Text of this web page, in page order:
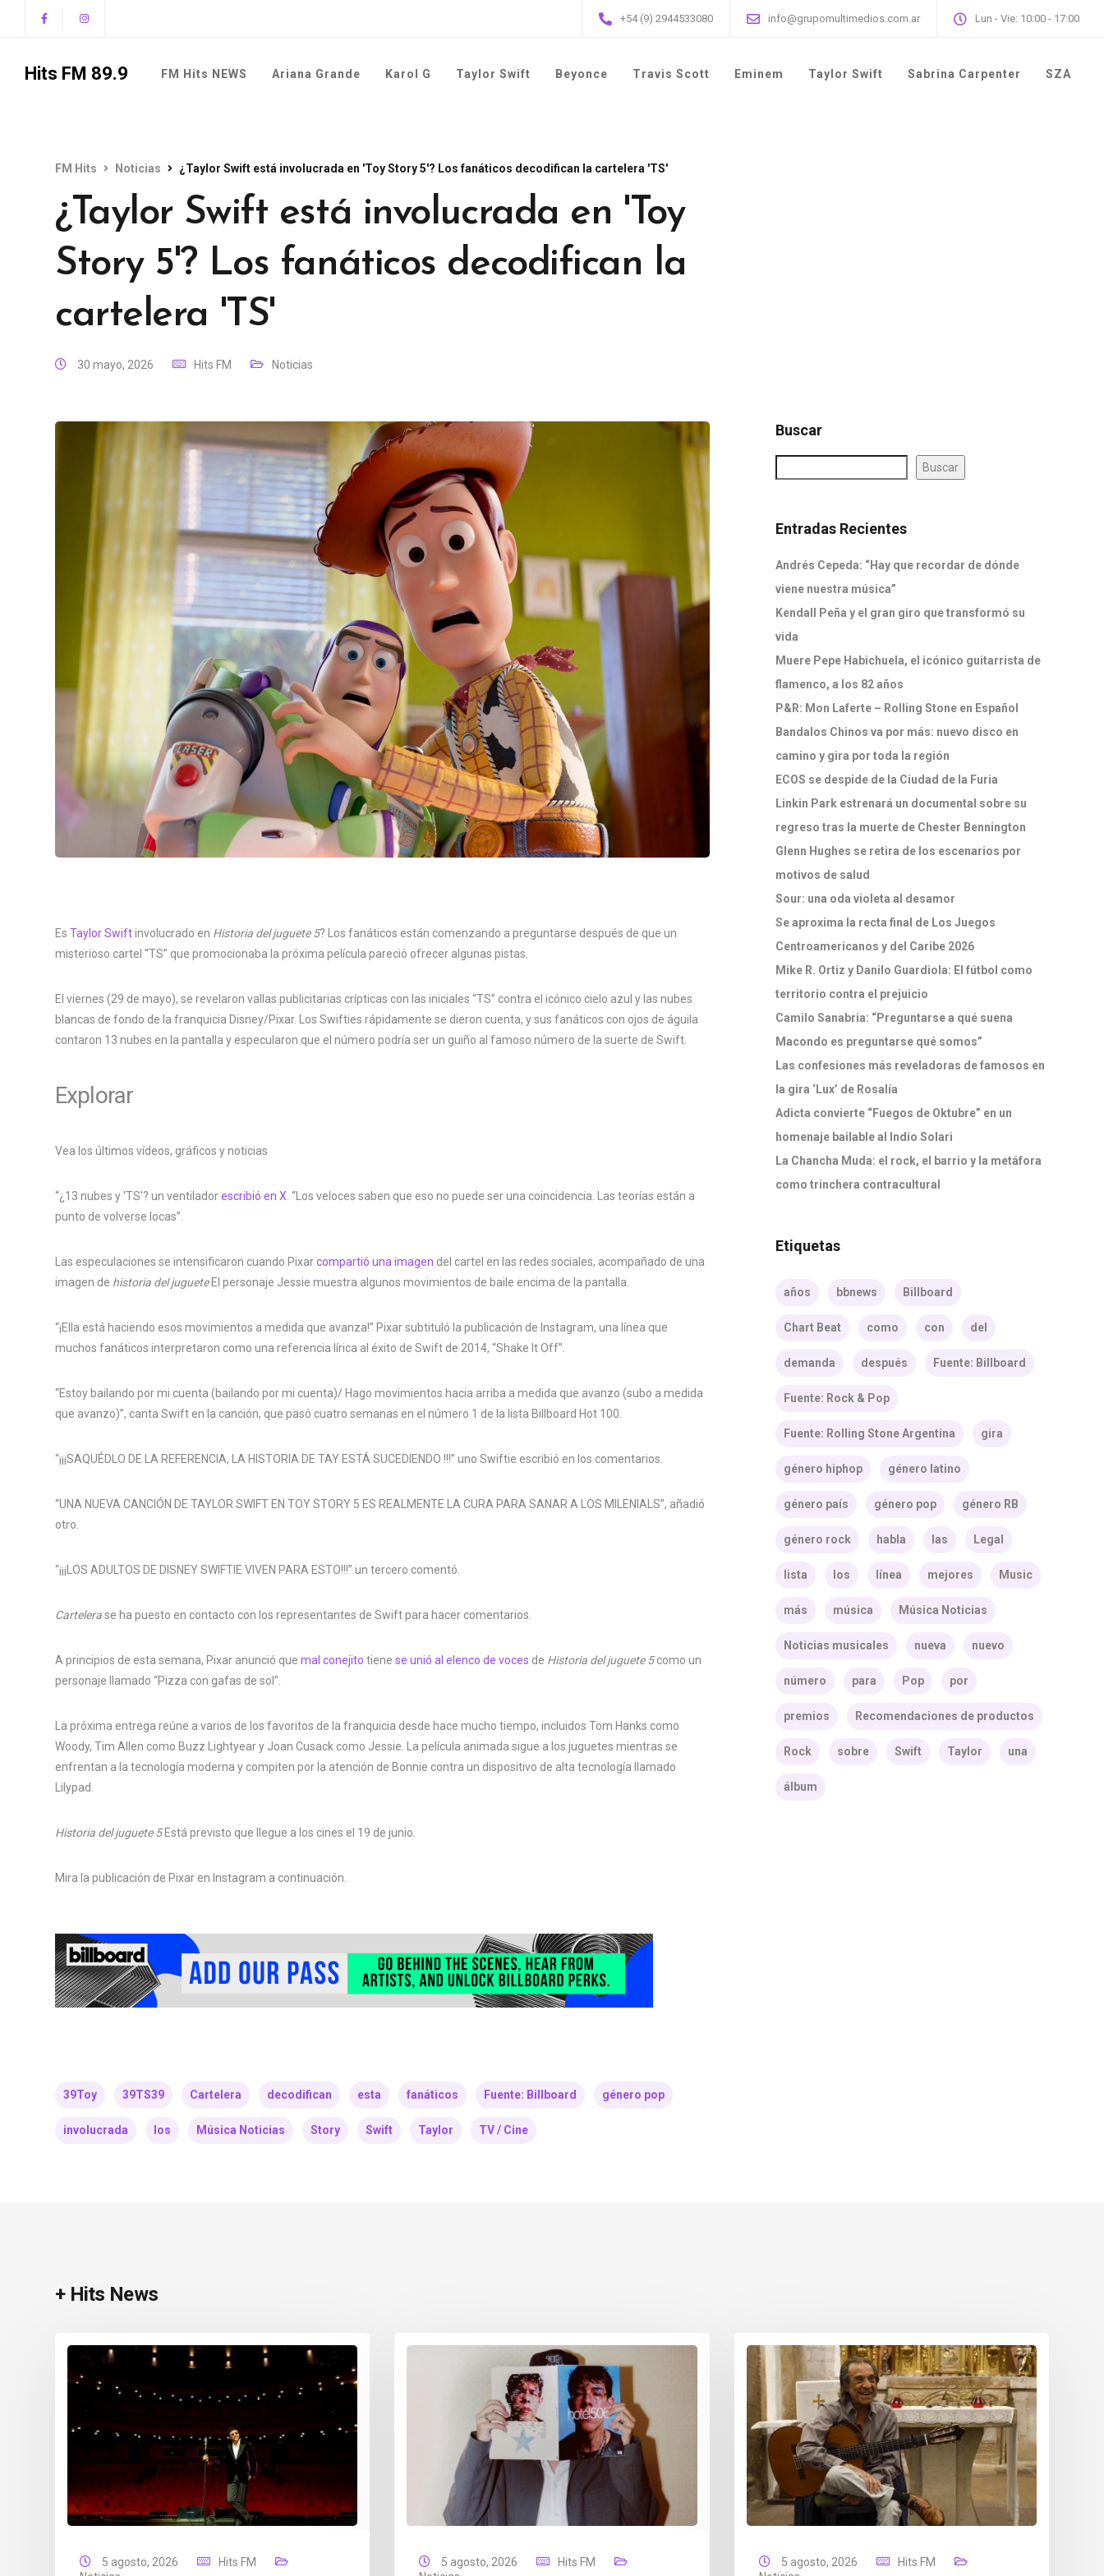
+54 (9) 2944533080 info@grupomultimedios.com.ar Lun - Vie: 10:00 - 17:00
Hits FM 89.9 FM Hits NEWS Ariana Grande Karol G Taylor Swift Beyonce Travis Scott Eminem Taylor Swift Sabrina Carpenter SZA
FM Hits Noticias ¿Taylor Swift está involucrada en 'Toy Story 5'? Los fanáticos decodifican la cartelera 'TS'
¿Taylor Swift está involucrada en 'Toy
Story 5'? Los fanáticos decodifican la
cartelera 'TS'
30 mayo, 2026 Hits FM Noticias
Es Taylor Swiftinvolucrado en Historia del juguete 5? Los fanáticos están comenzando a preguntarse después de que un
misterioso cartel “TS” que promocionaba la próxima película pareció ofrecer algunas pistas.
El viernes (29 de mayo), se revelaron vallas publicitarias crípticas con las iniciales “TS” contra el icónico cielo azul y las nubes
blancas de fondo de la franquicia Disney/Pixar. Los Swifties rápidamente se dieron cuenta, y sus fanáticos con ojos de águila
contaron 13 nubes en la pantalla y especularon que el número podría ser un guiño al famoso número de la suerte de Swift.
Explorar
Vea los últimos vídeos, gráficos y noticias
“¿13 nubes y 'TS'? un ventiladorescribió en X . “Los veloces saben que eso no puede ser una coincidencia. Las teorías están a
punto de volverse locas”.
Las especulaciones se intensificaron cuando Pixarcompartió una imagen del cartel en las redes sociales, acompañado de una
imagen de historia del jugueteEl personaje Jessie muestra algunos movimientos de baile encima de la pantalla.
“¡Ella está haciendo esos movimientos a medida que avanza!” Pixar subtituló la publicación de Instagram, una línea que
muchos fanáticos interpretaron como una referencia lírica al éxito de Swift de 2014, “Shake It Off”.
“Estoy bailando por mi cuenta (bailando por mi cuenta)/ Hago movimientos hacia arriba a medida que avanzo (subo a medida
que avanzo)”, canta Swift en la canción, que pasó cuatro semanas en el número 1 de la lista Billboard Hot 100.
“¡¡¡SAQUÉDLO DE LA REFERENCIA, LA HISTORIA DE TAY ESTÁ SUCEDIENDO !!!” uno Swiftie escribió en los comentarios.
“UNA NUEVA CANCIÓN DE TAYLOR SWIFT EN TOY STORY 5 ES REALMENTE LA CURA PARA SANAR A LOS MILENIALS”, añadió
otro.
“¡¡¡LOS ADULTOS DE DISNEY SWIFTIE VIVEN PARA ESTO!!!” un tercero comentó.
Cartelerase ha puesto en contacto con los representantes de Swift para hacer comentarios.
A principios de esta semana, Pixar anunció que mal conejito tiene se unió al elenco de voces de Historia del juguete 5como un
personaje llamado “Pizza con gafas de sol”.
La próxima entrega reúne a varios de los favoritos de la franquicia desde hace mucho tiempo, incluidos Tom Hanks como
Woody, Tim Allen como Buzz Lightyear y Joan Cusack como Jessie. La película animada sigue a los juguetes mientras se
enfrentan a la tecnología moderna y compiten por la atención de Bonnie contra un dispositivo de alta tecnología llamado
Lilypad.
Historia del juguete 5Está previsto que llegue a los cines el 19 de junio.
Mira la publicación de Pixar en Instagram a continuación.
39Toy 39TS39 Cartelera decodifican esta fanáticos Fuente: Billboard género pop
involucrada los Música Noticias Story Swift Taylor TV / Cine
Buscar
Buscar
Entradas Recientes
Andrés Cepeda: “Hay que recordar de dónde
viene nuestra música”
Kendall Peña y el gran giro que transformó su
vida
Muere Pepe Habichuela, el icónico guitarrista de
flamenco, a los 82 años
P&R: Mon Laferte – Rolling Stone en Español
Bandalos Chinos va por más: nuevo disco en
camino y gira por toda la región
ECOS se despide de la Ciudad de la Furia
Linkin Park estrenará un documental sobre su
regreso tras la muerte de Chester Bennington
Glenn Hughes se retira de los escenarios por
motivos de salud
Sour: una oda violeta al desamor
Se aproxima la recta final de Los Juegos
Centroamericanos y del Caribe 2026
Mike R. Ortiz y Danilo Guardiola: El fútbol como
territorio contra el prejuicio
Camilo Sanabria: “Preguntarse a qué suena
Macondo es preguntarse qué somos”
Las confesiones más reveladoras de famosos en
la gira ‘Lux’ de Rosalía
Adicta convierte “Fuegos de Oktubre” en un
homenaje bailable al Indio Solari
La Chancha Muda: el rock, el barrio y la metáfora
como trinchera contracultural
Etiquetas
años bbnews Billboard
Chart Beat como con del
demanda después Fuente: Billboard
Fuente: Rock & Pop
Fuente: Rolling Stone Argentina gira
género hiphop género latino
género país género pop género RB
género rock habla las Legal
lista los línea mejores Music
más música Música Noticias
Noticias musicales nueva nuevo
número para Pop por
premios Recomendaciones de productos
Rock sobre Swift Taylor una
álbum
+ Hits News
5 agosto, 2026
Hits FM
5 agosto, 2026
Hits FM
5 agosto, 2026
Hits FM